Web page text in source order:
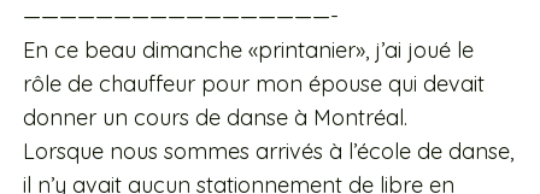
—————————————————-
En ce beau dimanche «printanier», j’ai joué le
rôle de chauffeur pour mon épouse qui devait
donner un cours de danse à Montréal.
Lorsque nous sommes arrivés à l’école de danse,
il n’y avait aucun stationnement de libre en